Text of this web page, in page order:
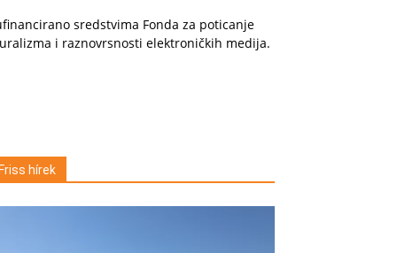
sredstvima Fonda za poticanje
i raznovrsnosti elektroničkih medija.
hírek